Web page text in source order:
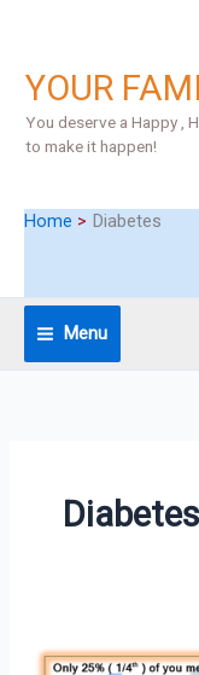
content
YOUR
You deserve a Happy ,
to make it happen!
Home Diabetes
Menu
Diabetes
Advice
a
r
c